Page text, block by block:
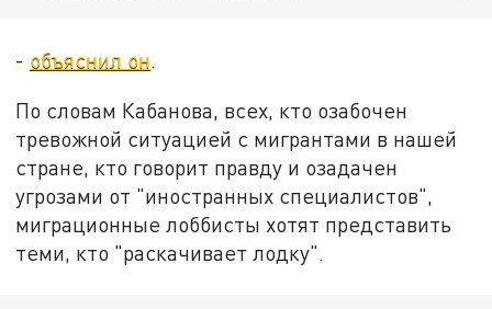
- объяснил он.
По словам Кабанова, всех, кто озабочен
тревожной ситуацией с мигрантами в нашей
стране, кто говорит правду и озадачен
угрозами от "иностранных специалистов",
миграционные лоббисты хотят представить
теми, кто "раскачивает лодку".